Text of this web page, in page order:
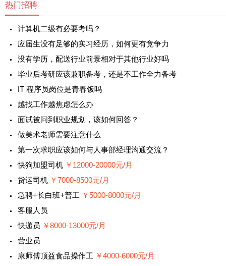
热门招聘
计算机二级有必要考吗？
应届生没有足够的实习经历，如何更有竞争力
没有学历，配送行业前景相对于其他行业好吗
毕业后考研应该兼职备考，还是不工作全力备考
IT 程序员岗位是青春饭吗
越找工作越焦虑怎么办
面试被问到职业规划，该如何回答？
做美术老师需要注意什么
第一次求职应该如何与人事部经理沟通交流？
快狗加盟司机 ￥12000-20000元/月
货运司机 ￥7000-8500元/月
急聘+长白班+普工 ￥5000-8000元/月
客服人员
快递员 ￥8000-13000元/月
营业员
康师傅顶益食品操作工 ￥4000-6000元/月